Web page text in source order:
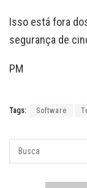
Isso está fora
segurança de
PM
Tags: Software